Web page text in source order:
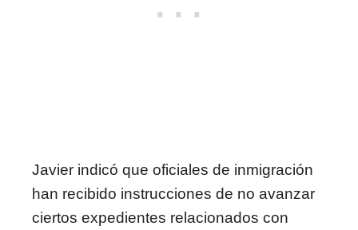
Javier indicó que oficiales de inmigración
han recibido instrucciones de no avanzar
ciertos expedientes relacionados con